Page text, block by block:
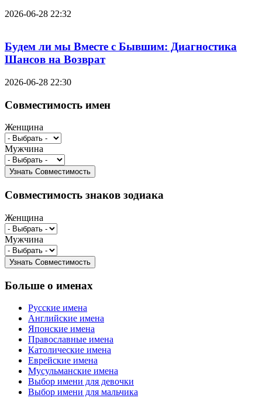
2026-06-28 22:32
Будем ли мы Вместе с Бывшим: Диагностика
Шансов на Возврат
2026-06-28 22:30
Совместимость имен
Женщина
Мужчина
Совместимость знаков зодиака
Женщина
Мужчина
Больше о именах
Русские имена
Английские имена
Японские имена
Православные имена
Католические имена
Еврейские имена
Мусульманские имена
Выбор имени для девочки
Выбор имени для мальчика